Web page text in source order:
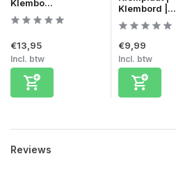
Klembo...
€13,95
Incl. btw
Klembord |...
€9,99
Incl. btw
Reviews